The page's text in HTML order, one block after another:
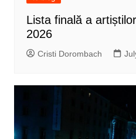
Lista finală a
2026
Cristi Dorombach